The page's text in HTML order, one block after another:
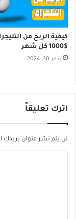
كيفية الربح من
$1000 كل شهر
يناير 30, 2024
اترك تعليقاً
لن يتم نشر عنوان بريدك